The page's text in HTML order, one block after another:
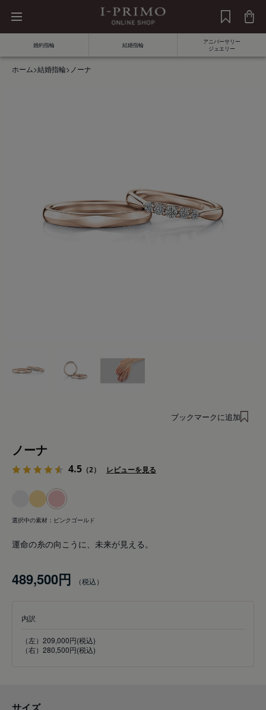
婚約指輪 結婚指輪
アニバーサリー
ジュエリー
ホーム>結婚指輪> ノーナ
ブックマークに追加
ノーナ
4.5 （2） レビューを見る
選択中の素材： ピンクゴールド
運命の糸の向こうに、未来が見える。
489,500円
内訳
（左）209,000円(税込)
（右）280,500円(税込)
サイズ